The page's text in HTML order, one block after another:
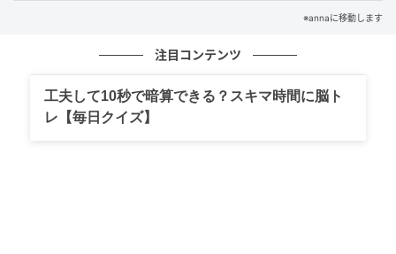
の労災は対象外となります。ただし、2024年11月よ
自身で労災保険に「特別加入」することができるよう
になりました。
※annaに移動します
注目コンテンツ
工夫して10秒で暗算できる？スキマ時間に脳ト
レ【毎日クイズ】